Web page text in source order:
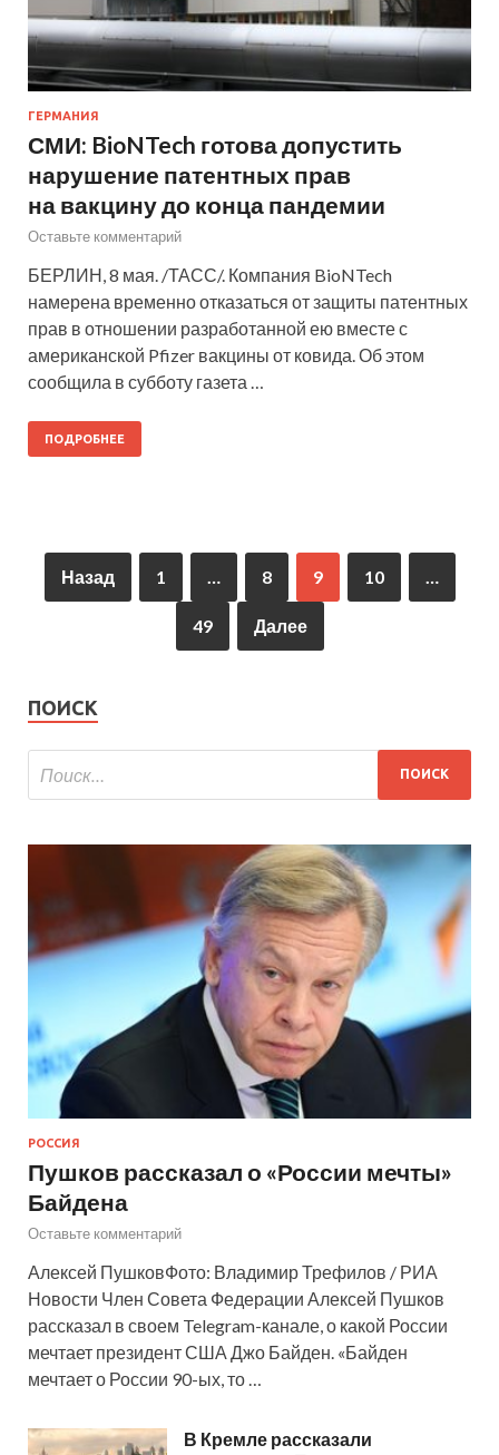
ГЕРМАНИЯ
СМИ: BioNTech готова допустить
нарушение патентных прав
на вакцину до конца пандемии
Оставьте комментарий
БЕРЛИН, 8 мая. /ТАСС/. Компания BioNTech
намерена временно отказаться от защиты патентных
прав в отношении разработанной ею вместе с
американской Pfizer вакцины от ковида. Об этом
сообщила в субботу газета …
ПОДРОБНЕЕ
Назад 1 8 9 10
49 Далее
ПОИСК
РОССИЯ
Пушков рассказал о «России мечты»
Байдена
Оставьте комментарий
Алексей ПушковФото: Владимир Трефилов / РИА
Новости Член Совета Федерации Алексей Пушков
рассказал в своем Telegram-канале, о какой России
мечтает президент США Джо Байден. «Байден
мечтает о России 90-ых, то …
В Кремле рассказали